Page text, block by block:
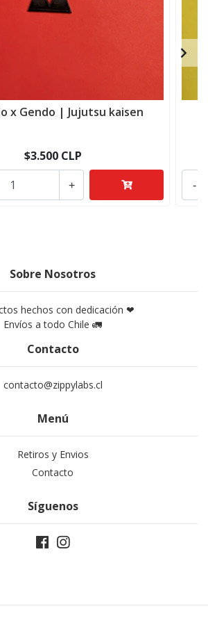
x Gendo | Jujutsu kaisen
$3.500 CLP
+ -
Sobre Nosotros
hechos con dedicación ❤
Envíos a todo Chile 🚛
Contacto
contacto@zippylabs.cl
Menú
Retiros y Envios
Contacto
Síguenos